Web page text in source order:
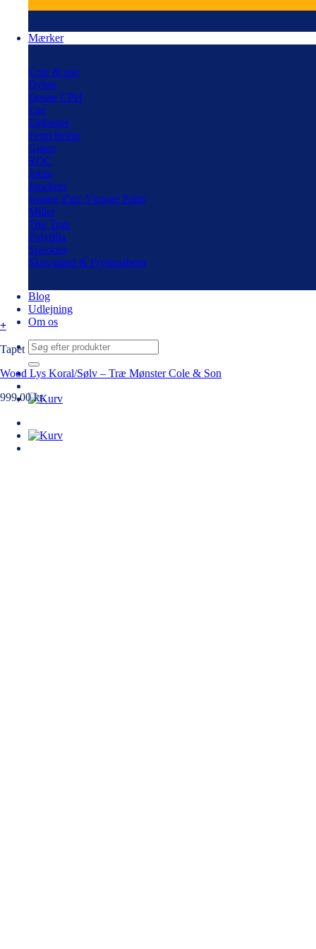
Mærker
Cole & son
Dylon
Detale CPH
Ege
Eijfenger
Ferm living
Gjøco
ROC
Jotun
Junckers
Jeanne d'arc Vintage Paint
Miller
Trip Trap
Polyfilla
Speckter
Skovgaard & Frydensberg
Blog
Udlejning
Om os
Søg
efter:
+
Tapet
Wood Lys Koral/Sølv – Træ Mønster Cole & Son
999,00kr.